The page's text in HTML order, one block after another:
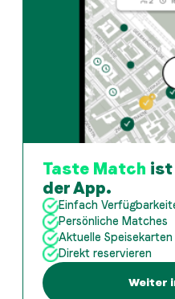
Taste Match ist
der App.
Einfach
Persönliche Matches
Aktuelle
Direkt reservieren
Weiter